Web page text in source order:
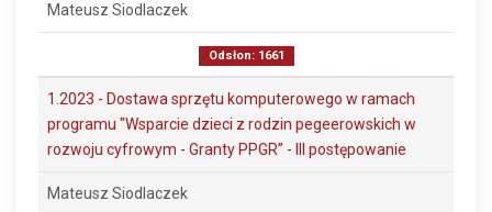
Mateusz Siodlaczek
Odsłon: 1661
1.2023 - Dostawa sprzętu komputerowego w ramach
programu "Wsparcie dzieci z rodzin pegeerowskich w
rozwoju cyfrowym - Granty PPGR” - III postępowanie
Mateusz Siodlaczek